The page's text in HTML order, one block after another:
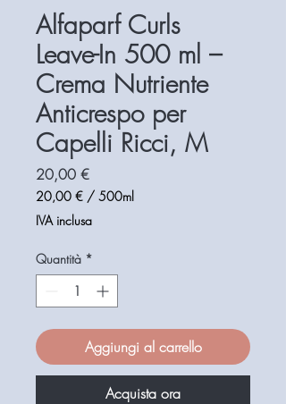
Alfaparf Curls
Leave-In 500 ml –
Crema Nutriente
Anticrespo per
Capelli Ricci, M
20,00 €Prezzo
20,00 € / 500ml
20,00 €
ogni
Millilitri
IVA inclusa
Quantità *
Aggiungi al carrello
Acquista ora